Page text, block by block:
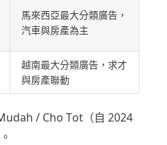
馬來西亞最大分類廣告，
汽車與房產為主
越南最大分類廣告，求才
與房產聯動
/ Cho Tot（自 2024